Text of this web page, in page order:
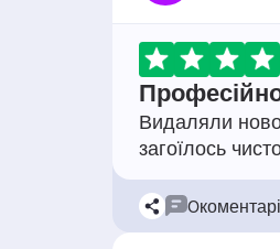
Видаляли
0коментарі